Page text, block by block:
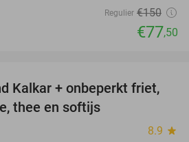
Regulier €150
€77,50
32%
Kalkar + onbeperkt friet,
thee en softijs
8.9 star